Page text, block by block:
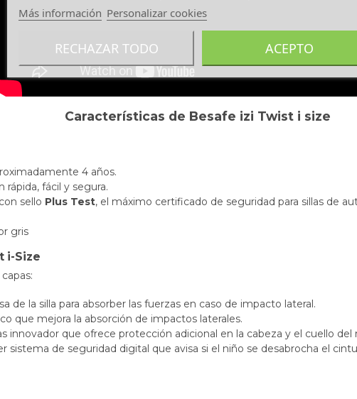
Características de Besafe izi Twist i size
4 años.
rápida, fácil y segura.
sello Plus Test, el máximo certificado de seguridad para sillas de
i-Size
de la silla para absorber las fuerzas en caso de impacto lateral.
que mejora la absorción de impactos laterales.
innovador que ofrece protección adicional en la cabeza y el cuello del
sistema de seguridad digital que avisa si el niño se desabrocha el
Más información Personalizar cookies
RECHAZAR TODO ACEPTO